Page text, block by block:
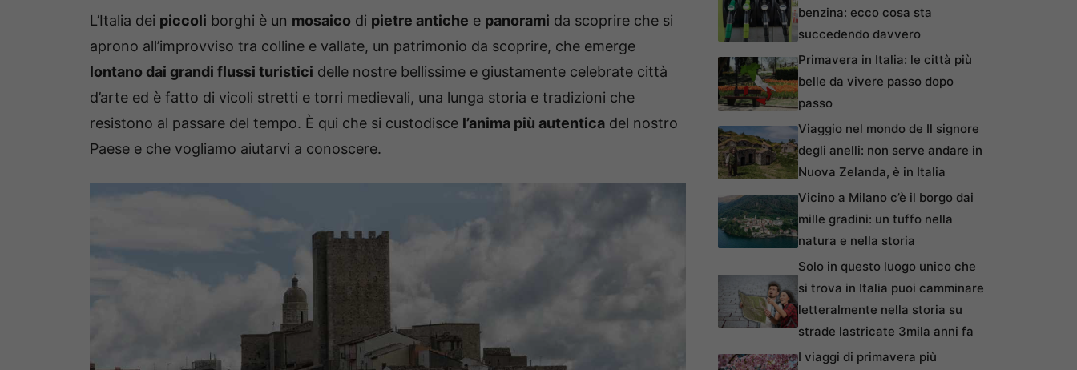
L’Italia dei piccoli borghi è un mosaico di pietre antiche e panorami da scoprire che si
aprono all’improvviso tra colline e vallate, un patrimonio da scoprire, che emerge
lontano dai grandi flussi turistici delle nostre bellissime e giustamente celebrate città
d’arte ed è fatto di vicoli stretti e torri medievali, una lunga storia e tradizioni che
resistono al passare del tempo. È qui che si custodisce l’anima più autentica del nostro
Paese e che vogliamo aiutarvi a conoscere.
benzina: ecco cosa sta
succedendo davvero
Primavera in Italia: le città più
belle da vivere passo dopo
passo
Viaggio nel mondo de Il signore
degli anelli: non serve andare in
Nuova Zelanda, è in Italia
Vicino a Milano c’è il borgo dai
mille gradini: un tuffo nella
natura e nella storia
Solo in questo luogo unico che
si trova in Italia puoi camminare
letteralmente nella storia su
strade lastricate 3mila anni fa
I viaggi di primavera più